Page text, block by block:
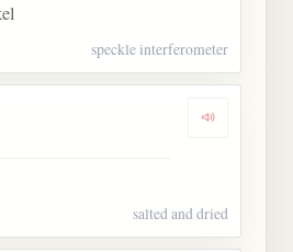
speckle interferometer
Dengarkan
salted and dried